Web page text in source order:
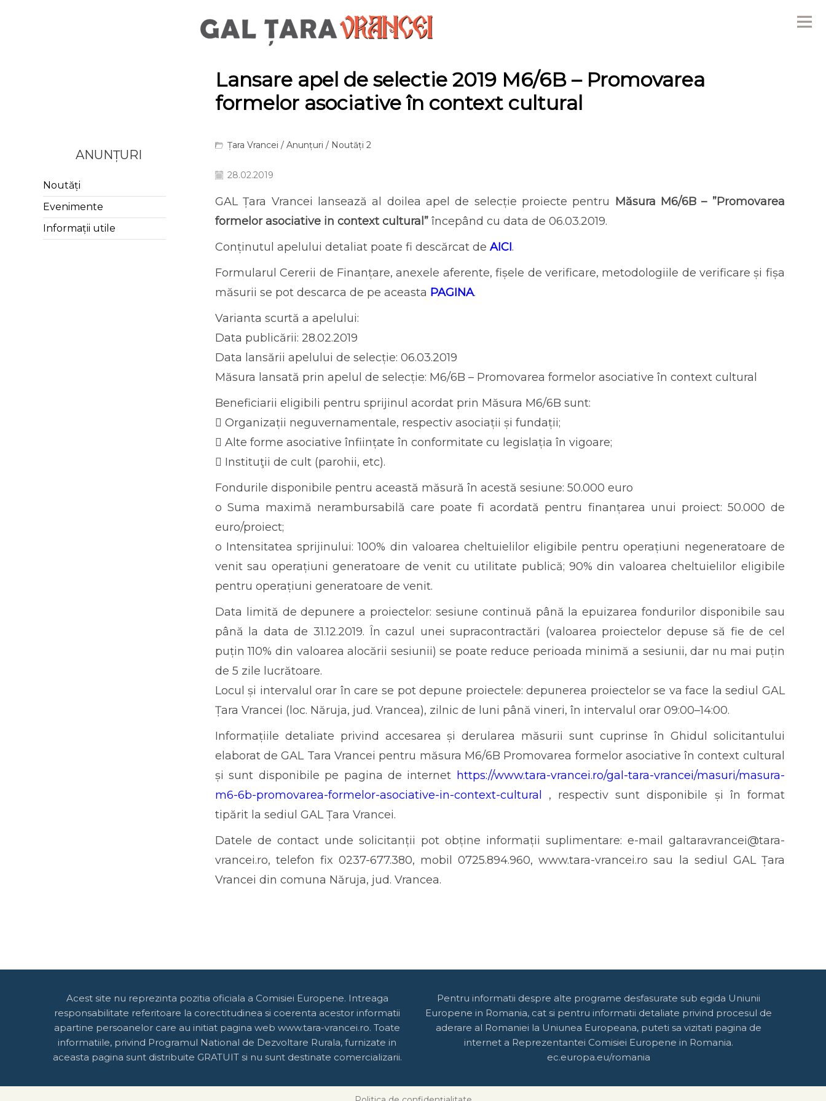
Lansare apel de selectie 2019 M6/6B – Promovarea
formelor asociative în context cultural
Țara Vrancei / Anunțuri / Noutăți 2
28.02.2019
GAL Țara Vrancei lansează al doilea apel de selecție proiecte pentru Măsura M6/6B – ”Promovarea
formelor asociative in context cultural”începând cu data de 06.03.2019.
Conținutul apelului detaliat poate fi descărcat de AICI.
Formularul Cererii de Finanțare, anexele aferente, fișele de verificare, metodologiile de verificare și fișa
măsurii se pot descarca de pe aceasta PAGINA.
Varianta scurtă a apelului:
Data publicării: 28.02.2019
Data lansării apelului de selecție: 06.03.2019
Măsura lansată prin apelul de selecție: M6/6B – Promovarea formelor asociative în context cultural
Beneficiarii eligibili pentru sprijinul acordat prin Măsura M6/6B sunt:
 Organizații neguvernamentale, respectiv asociații și fundații;
 Alte forme asociative înființate în conformitate cu legislația în vigoare;
 Instituţii de cult (parohii, etc).
Fondurile disponibile pentru această măsură în acestă sesiune: 50.000 euro
o Suma maximă nerambursabilă care poate fi acordată pentru finanțarea unui proiect: 50.000 de
euro/proiect;
o Intensitatea sprijinului: 100% din valoarea cheltuielilor eligibile pentru operațiuni negeneratoare de
venit sau operațiuni generatoare de venit cu utilitate publică; 90% din valoarea cheltuielilor eligibile
pentru operațiuni generatoare de venit.
Data limită de depunere a proiectelor: sesiune continuă până la epuizarea fondurilor disponibile sau
până la data de 31.12.2019. În cazul unei supracontractări (valoarea proiectelor depuse să fie de cel
puțin 110% din valoarea alocării sesiunii) se poate reduce perioada minimă a sesiunii, dar nu mai puțin
de 5 zile lucrătoare.
Locul și intervalul orar în care se pot depune proiectele: depunerea proiectelor se va face la sediul GAL
Țara Vrancei (loc. Năruja, jud. Vrancea), zilnic de luni până vineri, în intervalul orar 09:00–14:00.
Informațiile detaliate privind accesarea și derularea măsurii sunt cuprinse în Ghidul solicitantului
elaborat de GAL Tara Vrancei pentru măsura M6/6B Promovarea formelor asociative în context cultural
și sunt disponibile pe pagina de internet https://www.tara-vrancei.ro/gal-tara-vrancei/masuri/masura-
m6-6b-promovarea-formelor-asociative-in-context-cultural
, respectiv sunt disponibile și în format
tipărit la sediul GAL Țara Vrancei.
Datele de contact unde solicitanții pot obține informații suplimentare: e-mail galtaravrancei@tara-
vrancei.ro, telefon fix 0237-677.380, mobil 0725.894.960, www.tara-vrancei.ro sau la sediul GAL Țara
Vrancei din comuna Năruja, jud. Vrancea.
ANUNȚURI
Noutăți
Evenimente
Informații utile
Acest site nu reprezinta pozitia oficiala a Comisiei Europene. Intreaga
responsabilitate referitoare la corectitudinea si coerenta acestor informatii
apartine persoanelor care au initiat pagina web www.tara-vrancei.ro. Toate
informatiile, privind Programul National de Dezvoltare Rurala, furnizate in
aceasta pagina sunt distribuite GRATUIT si nu sunt destinate comercializarii.
Pentru informatii despre alte programe desfasurate sub egida Uniunii
Europene in Romania, cat si pentru informatii detaliate privind procesul de
aderare al Romaniei la Uniunea Europeana, puteti sa vizitati pagina de
internet a Reprezentantei Comisiei Europene in Romania.
ec.europa.eu/romania